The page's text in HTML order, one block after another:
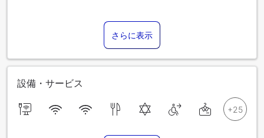
さらに表示
設備・サービス